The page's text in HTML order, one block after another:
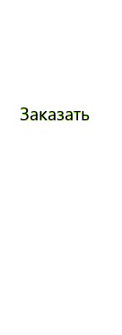
Заказать